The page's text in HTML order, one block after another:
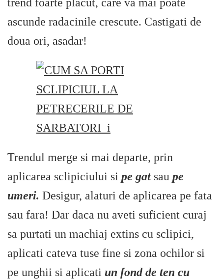
ascunde radacinile crescute. Castigati de
doua ori, asadar!
Trendul merge si mai departe, prin
aplicarea sclipiciului si pe gatsau pe
umeri. Desigur, alaturi de aplicarea pe fata
sau fara! Dar daca nu aveti suficient curaj
sa purtati un machiaj extins cu sclipici,
aplicati cateva tuse fine si zona ochilor si
pe unghii si aplicati un fond de ten cu